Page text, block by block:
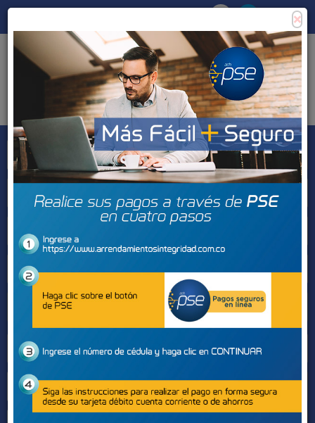
Tipo de inmueble
Municipios
Barrios
BUSCAR
Sectores
×